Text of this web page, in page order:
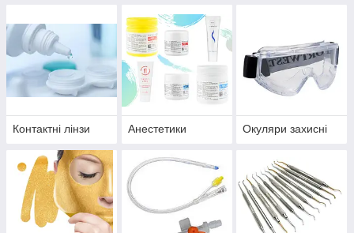
Контактні лінзи Анестетики Окуляри захисні